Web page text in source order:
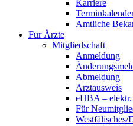
Karriere
Amtliche
Für Ärzte
Mitgliedschaft
Anmeldung
Abmeldung
Arztausweis
eHBA –
Für
Westfälisches/